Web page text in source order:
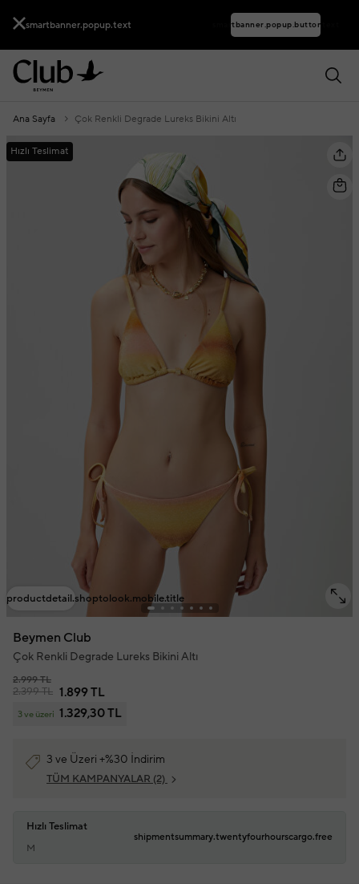
smartbanner.popup.text smartbanner.popup.buttontext
Hızlı Teslimat
Ana Sayfa Çok Renkli Degrade Lureks Bikini Altı
productdetail.shoptolook.mobile.title
Beymen Club
Çok Renkli Degrade Lureks Bikini Altı
2.999 TL
2.399 TL 1.899 TL
3 ve üzeri 1.329,30 TL
3 ve Üzeri +%30 İndirim
TÜM KAMPANYALAR (2)
Hızlı Teslimat
M
shipmentsummary.twentyfourhourscargo.free